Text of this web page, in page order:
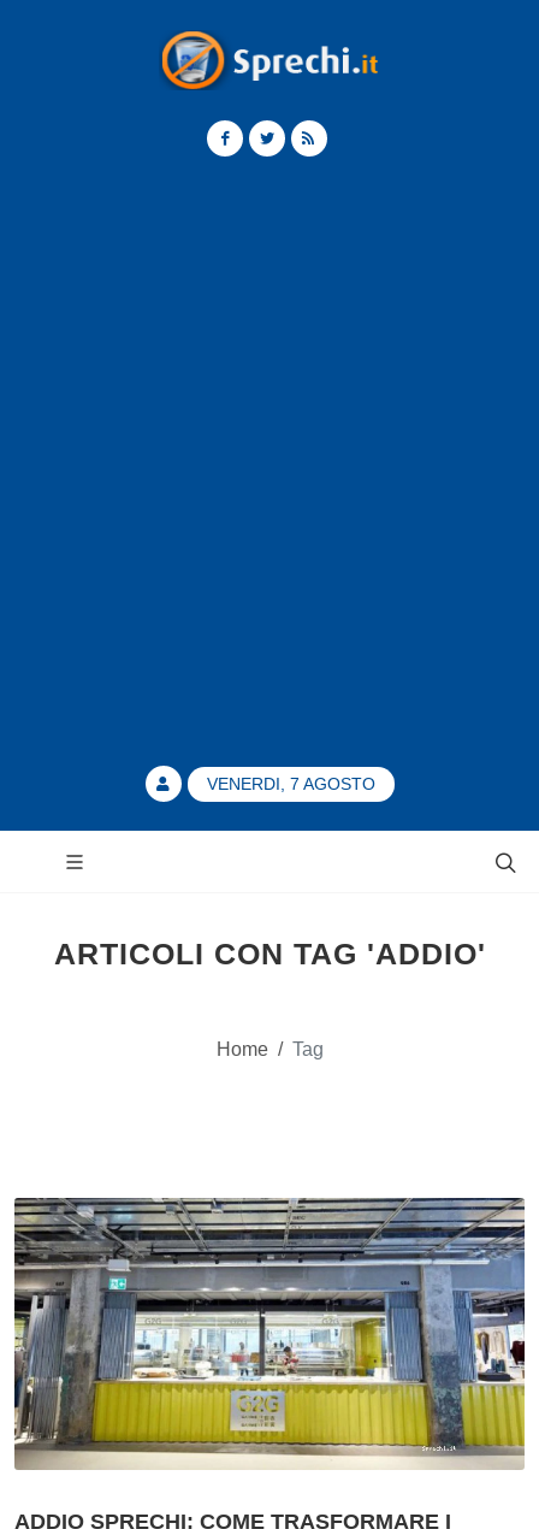
VENERDI, 7 AGOSTO
ARTICOLI CON TAG 'ADDIO'
Home / Tag
ADDIO SPRECHI: COME TRASFORMARE I